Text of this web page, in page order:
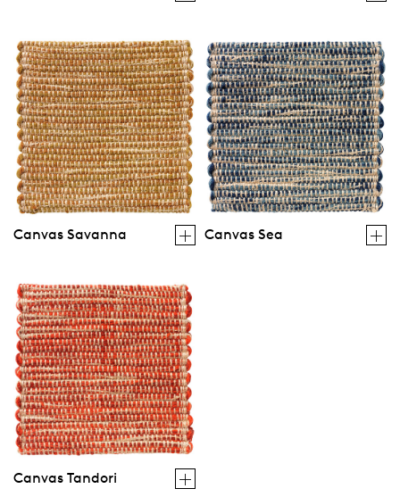
Canvas Savanna Canvas Sea
Canvas Tandori